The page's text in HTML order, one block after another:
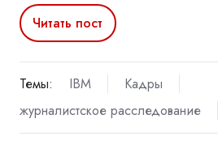
Читать пост
Темы: IBM
Кадры
журналистское расследование